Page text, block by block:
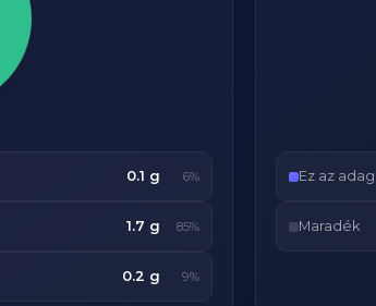
0.1 g 6%
1.7 g 85%
0.2 g 9%
Ez az adag
Maradék